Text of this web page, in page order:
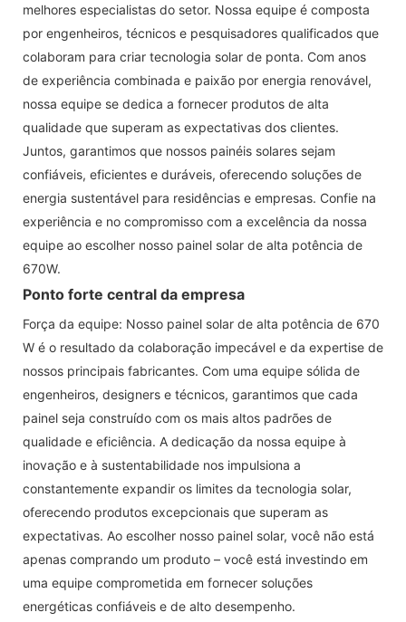
melhores especialistas do setor. Nossa equipe é composta
por engenheiros, técnicos e pesquisadores qualificados que
colaboram para criar tecnologia solar de ponta. Com anos
de experiência combinada e paixão por energia renovável,
nossa equipe se dedica a fornecer produtos de alta
qualidade que superam as expectativas dos clientes.
Juntos, garantimos que nossos painéis solares sejam
confiáveis, eficientes e duráveis, oferecendo soluções de
energia sustentável para residências e empresas. Confie na
experiência e no compromisso com a excelência da nossa
equipe ao escolher nosso painel solar de alta potência de
670W.
Ponto forte central da empresa
Força da equipe: Nosso painel solar de alta potência de 670
W é o resultado da colaboração impecável e da expertise de
nossos principais fabricantes. Com uma equipe sólida de
engenheiros, designers e técnicos, garantimos que cada
painel seja construído com os mais altos padrões de
qualidade e eficiência. A dedicação da nossa equipe à
inovação e à sustentabilidade nos impulsiona a
constantemente expandir os limites da tecnologia solar,
oferecendo produtos excepcionais que superam as
expectativas. Ao escolher nosso painel solar, você não está
apenas comprando um produto – você está investindo em
uma equipe comprometida em fornecer soluções
energéticas confiáveis ​​e de alto desempenho.